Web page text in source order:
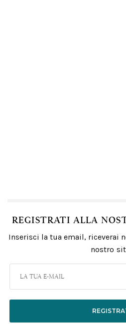
REGISTRATI ALLA
Inserisci la tua email, riceverai
nostro